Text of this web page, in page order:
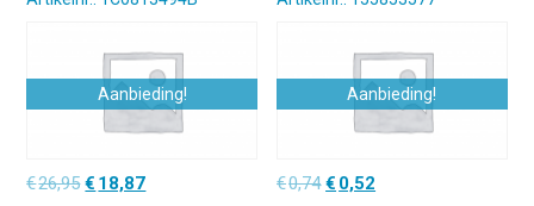
Aanbieding!
€26,95Oorspronkelijke
€ 18,87Huidige
Aanbieding!
€0,74 Oorspronkelijke
€ 0,52